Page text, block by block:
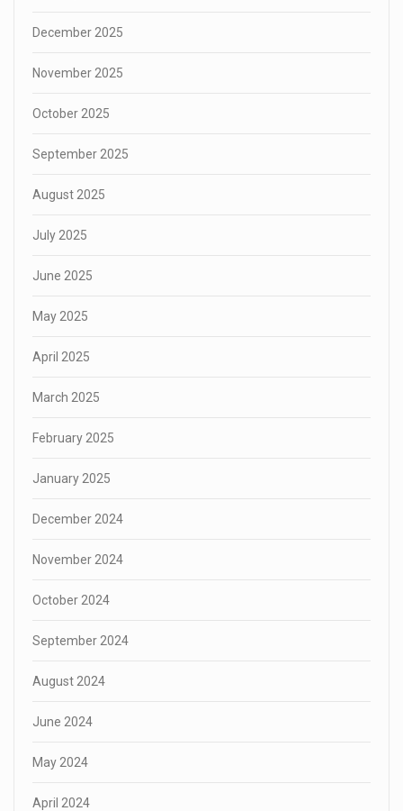
December 2025
November 2025
October 2025
September 2025
August 2025
July 2025
June 2025
May 2025
April 2025
March 2025
February 2025
January 2025
December 2024
November 2024
October 2024
September 2024
August 2024
June 2024
May 2024
April 2024